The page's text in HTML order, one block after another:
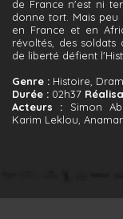
de France n'est ni
donne tort. Mais
en France et en
révoltés, des
de liberté défient
Genre : Histoire,
Durée : 02h37
Acteurs : Simon
Karim Leklou,